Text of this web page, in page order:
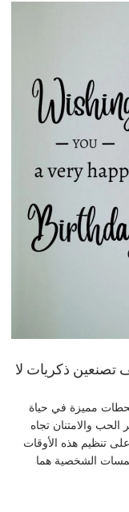
تصنعين ذكريات لا
محطات مميزة في حياة
والامتنان تجاه
تنظيم هذه الأوقات
الشخصية هما